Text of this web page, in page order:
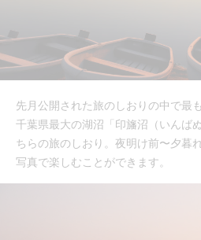
先月公開された旅のしおりの中で最
千葉県最大の湖沼「印旛沼（いんば
ちらの旅のしおり。夜明け前〜夕暮
写真で楽しむことができます。